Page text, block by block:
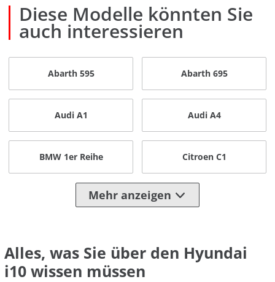
Diese Modelle könnten Sie
auch interessieren
Abarth 595 Abarth 695
Audi A1 Audi A4
BMW 1er Reihe Citroen C1
Mehr anzeigen
Alles, was Sie über den Hyundai
i10 wissen müssen